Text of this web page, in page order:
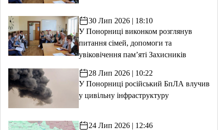
30 Лип 2026 | 18:10
У Понорниці виконком розглянув
питання сімей, допомоги та
увіковічення пам’яті Захисників
28 Лип 2026 | 10:22
У Понорниці російський БпЛА влучив
у цивільну інфраструктуру
24 Лип 2026 | 12:46